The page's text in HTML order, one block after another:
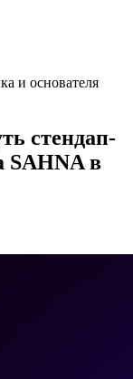
и основателя
стендап-
SAHNA в